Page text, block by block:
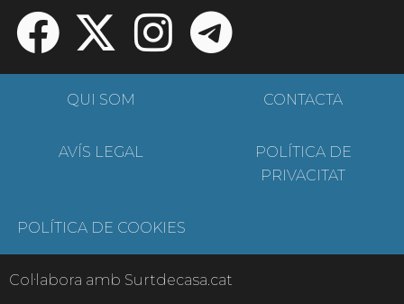
QUI SOM CONTACTA
AVÍS LEGAL
POLÍTICA DE
PRIVACITAT
POLÍTICA DE COOKIES
Col·labora amb Surtdecasa.cat